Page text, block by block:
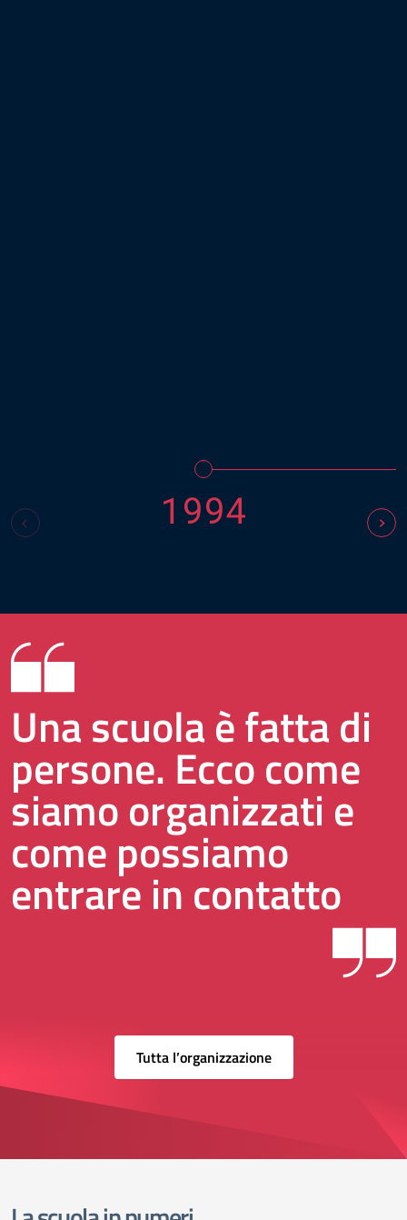
1994
Una scuola è fatta di
persone. Ecco come
siamo organizzati e
come possiamo
entrare in contatto
Tutta l’organizzazione